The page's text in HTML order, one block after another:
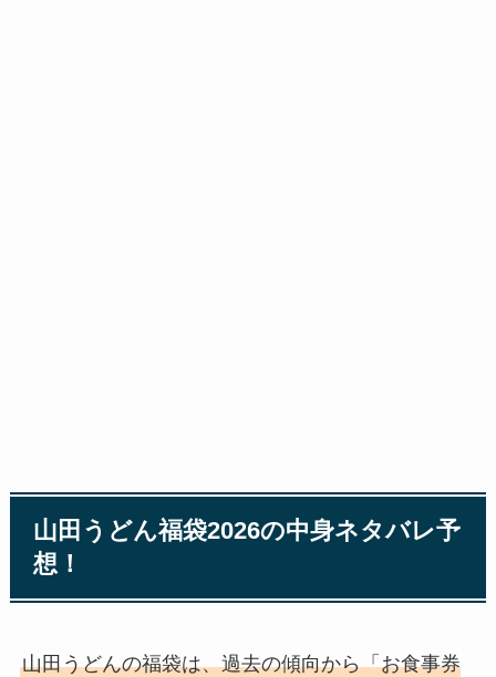
山田うどん福袋2026の中身ネタバレ予
想！
山田うどんの福袋は、過去の傾向から「お食事券